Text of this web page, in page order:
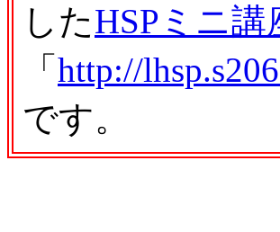
したHSPミニ講
「 http://
です。